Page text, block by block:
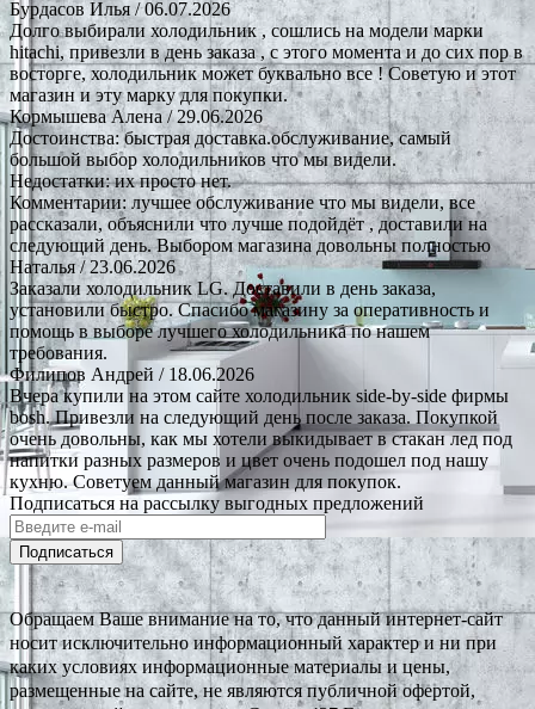
Бурдасов Илья / 06.07.2026
Долго выбирали холодильник , сошлись на модели марки
hitachi, привезли в день заказа , с этого момента и до сих пор в
восторге, холодильник может буквально все ! Советую и этот
магазин и эту марку для покупки.
Кормышева Алена / 29.06.2026
Достоинства: быстрая доставка.обслуживание, самый
большой выбор холодильников что мы видели.
Недостатки: их просто нет.
Комментарии: лучшее обслуживание что мы видели, все
рассказали, объяснили что лучше подойдёт , доставили на
следующий день. Выбором магазина довольны полностью
Наталья/ 23.06.2026
Заказали холодильник LG. Доставили в день заказа,
установили быстро. Спасибо магазину за оперативность и
помощь в выборе лучшего холодильника по нашем
требования.
Филипов Андрей / 18.06.2026
Вчера купили на этом сайте холодильник side-by-side фирмы
bosh. Привезли на следующий день после заказа. Покупкой
очень довольны, как мы хотели выкидывает в стакан лед под
напитки разных размеров и цвет очень подошел под нашу
кухню. Советуем данный магазин для покупок.
Подписаться на рассылку выгодных предложений
Подписаться
Обращаем Ваше внимание на то, что данный интернет-сайт
носит исключительно информационный характер и ни при
каких условиях информационные материалы и цены,
размещенные на сайте, не являются публичной офертой,